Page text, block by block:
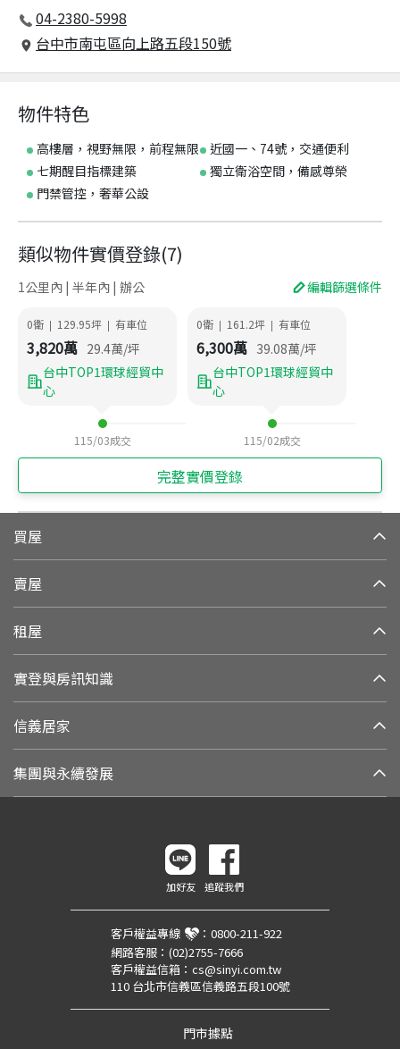
04-2380-5998
台中市南屯區向上路五段150號
物件特色
高樓層，視野無限，前程無限
近國一、74號，交通便利
七期醒目指標建築
獨立衛浴空間，備感尊榮
門禁管控，奢華公設
類似物件實價登錄(7)
1公里內 | 半年內 | 辦公 編輯篩選條件
0衛 | 129.95坪 | 有車位
3,820萬 29.4萬/坪
台中TOP1環球經貿中
心
115/03成交
0衛 | 161.2坪 | 有車位
6,300萬 39.08萬/坪
台中TOP1環球經貿中
心
115/02成交
完整實價登錄
買屋
賣屋
租屋
實登與房訊知識
信義居家
集團與永續發展
加好友 追蹤我們
客戶權益專線 ： 0800-211-922
網路客服： (02)2755-7666
客戶權益信箱： cs@sinyi.com.tw
110 台北市信義區信義路五段100號
門市據點